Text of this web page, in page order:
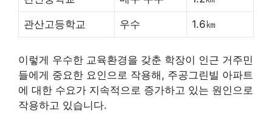
관산고등학교 우수 1.6㎞
이렇게 우수한 교육환경을 갖춘 학장이 인근 거주민
들에게 중요한 요인으로 작용해, 주공그린빌 아파트
에 대한 수요가 지속적으로 증가하고 있는 원인으로
작용하고 있습니다.